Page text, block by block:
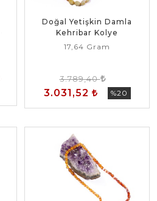
Doğal Yetişkin Damla
Kehribar Kolye
17,64 Gram
3.789,40
3.031,52 %20